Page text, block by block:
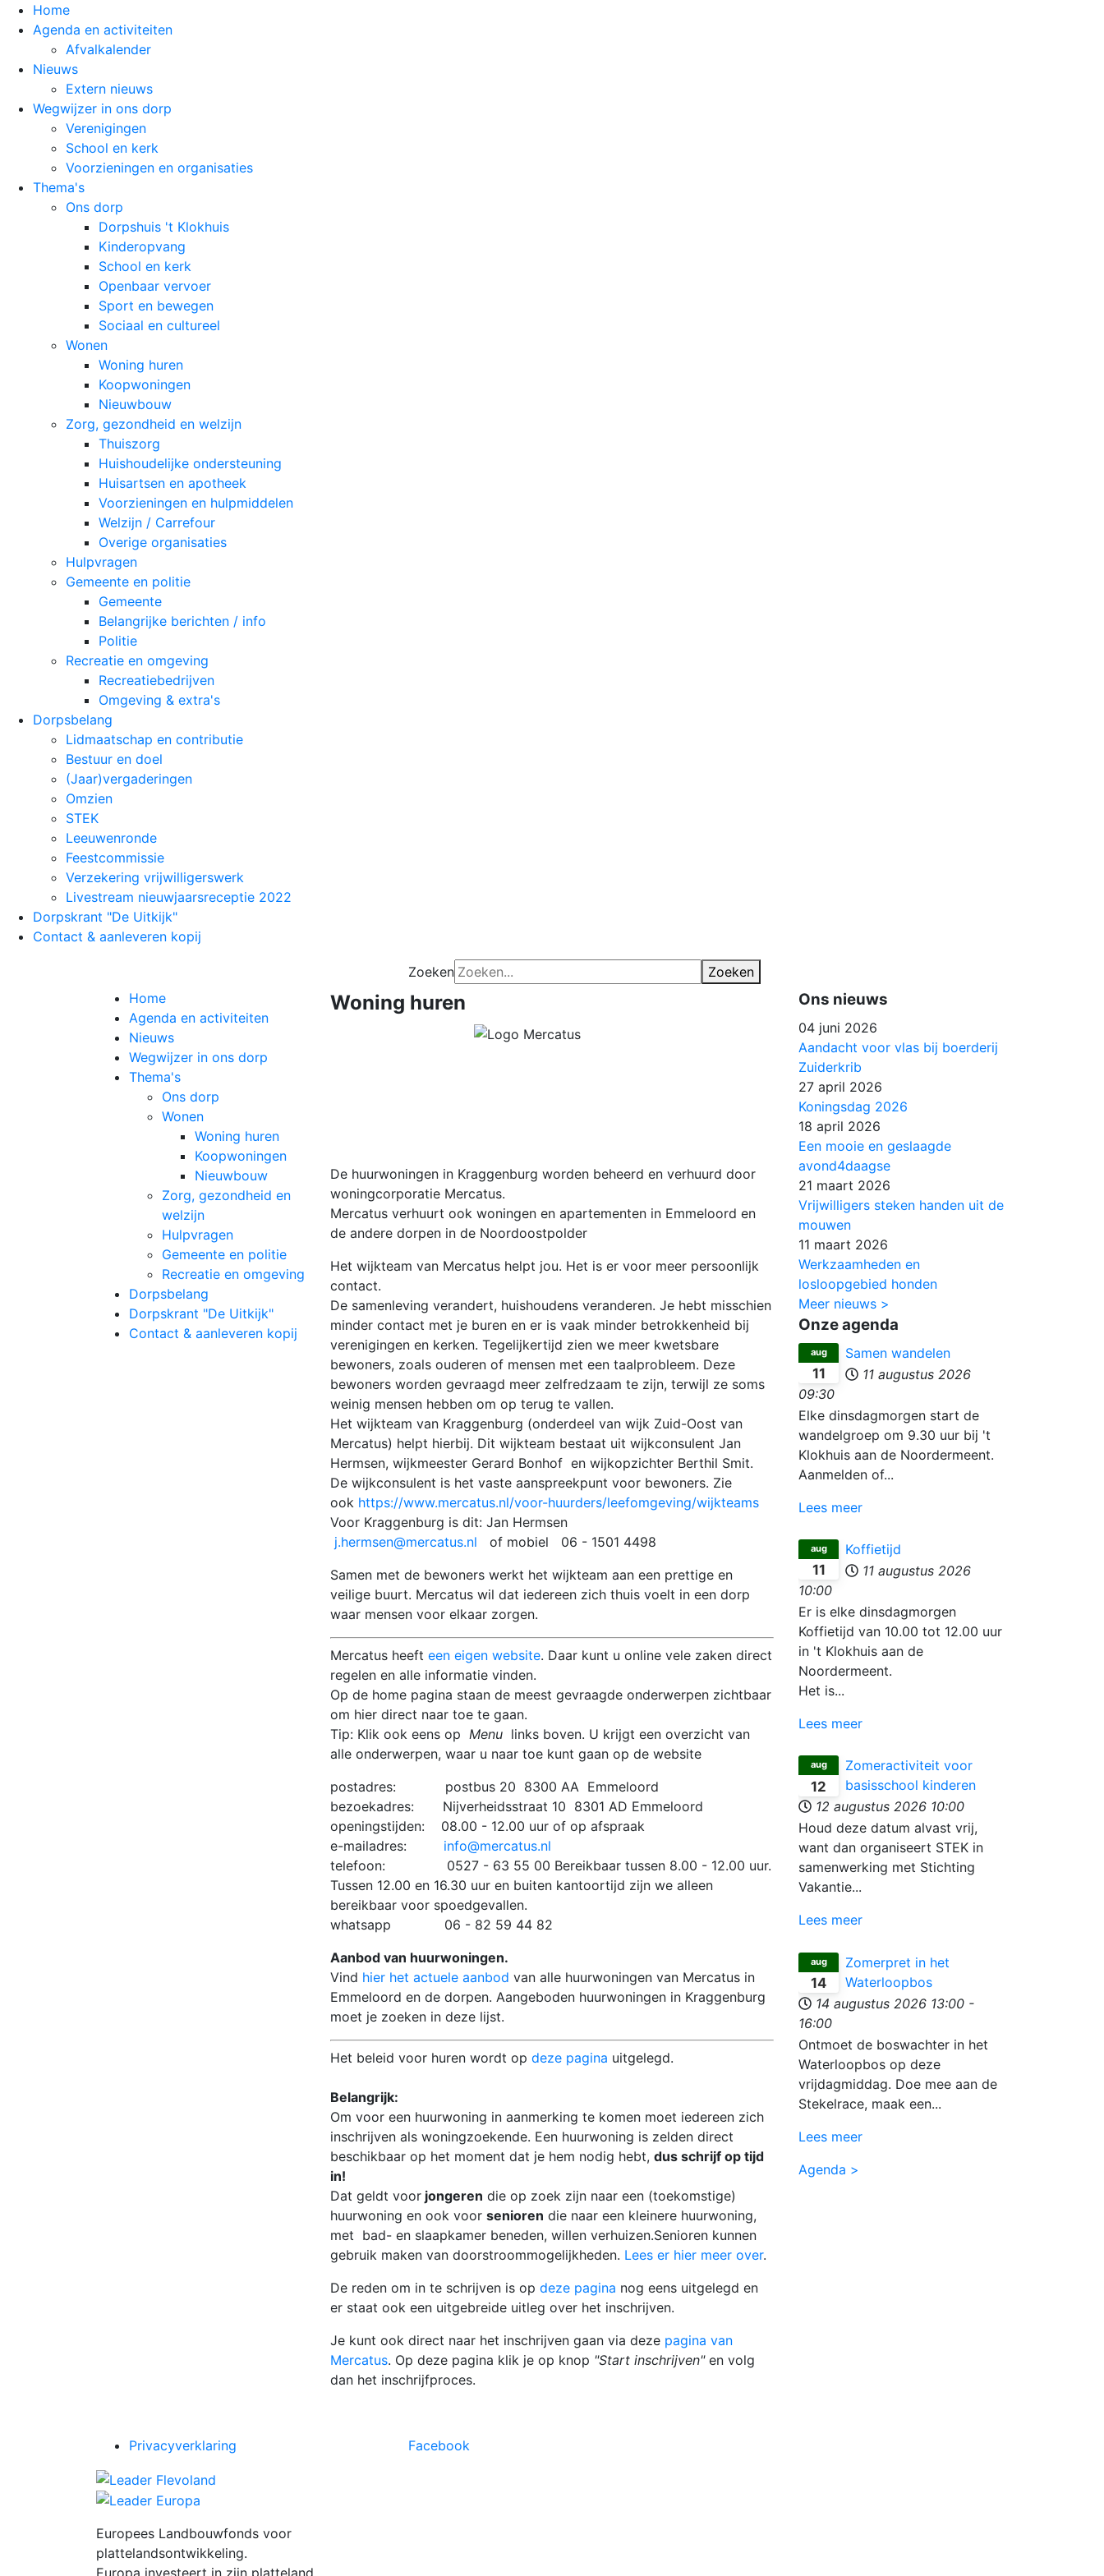
Home
Agenda en activiteiten
Afvalkalender
Nieuws
Extern nieuws
Wegwijzer in ons dorp
Verenigingen
School en kerk
Voorzieningen en organisaties
Thema's
Ons dorp
Dorpshuis 't Klokhuis
Kinderopvang
School en kerk
Openbaar vervoer
Sport en bewegen
Sociaal en cultureel
Wonen
Woning huren
Koopwoningen
Nieuwbouw
Zorg, gezondheid en welzijn
Thuiszorg
Huishoudelijke ondersteuning
Huisartsen en apotheek
Voorzieningen en hulpmiddelen
Welzijn / Carrefour
Overige organisaties
Hulpvragen
Gemeente en politie
Gemeente
Belangrijke berichten / info
Politie
Recreatie en omgeving
Recreatiebedrijven
Omgeving & extra's
Dorpsbelang
Lidmaatschap en contributie
Bestuur en doel
(Jaar)vergaderingen
Omzien
STEK
Leeuwenronde
Feestcommissie
Verzekering vrijwilligerswerk
Livestream nieuwjaarsreceptie 2022
Dorpskrant "De Uitkijk"
Contact & aanleveren kopij
Zoeken
Zoeken
Home
Agenda en activiteiten
Nieuws
Wegwijzer in ons dorp
Thema's
Ons dorp
Wonen
Woning huren
Koopwoningen
Nieuwbouw
Zorg, gezondheid en
welzijn
Hulpvragen
Gemeente en politie
Recreatie en omgeving
Dorpsbelang
Dorpskrant "De Uitkijk"
Contact & aanleveren kopij
Woning huren
De huurwoningen in Kraggenburg worden beheerd en verhuurd door
woningcorporatie Mercatus.
Mercatus verhuurt ook woningen en apartementen in Emmeloord en
de andere dorpen in de Noordoostpolder
Het wijkteam van Mercatus helpt jou. Het is er voor meer persoonlijk
contact.
De samenleving verandert, huishoudens veranderen. Je hebt misschien
minder contact met je buren en er is vaak minder betrokkenheid bij
verenigingen en kerken. Tegelijkertijd zien we meer kwetsbare
bewoners, zoals ouderen of mensen met een taalprobleem. Deze
bewoners worden gevraagd meer zelfredzaam te zijn, terwijl ze soms
weinig mensen hebben om op terug te vallen.
Het wijkteam van Kraggenburg (onderdeel van wijk Zuid-Oost van
Mercatus) helpt hierbij. Dit wijkteam bestaat uit wijkconsulent Jan
Hermsen, wijkmeester Gerard Bonhof en wijkopzichter Berthil Smit.
De wijkconsulent is het vaste aanspreekpunt voor bewoners. Zie
ook https://www.mercatus.nl/voor-huurders/leefomgeving/wijkteams
Voor Kraggenburg is dit: Jan Hermsen
j.hermsen@mercatus.nl of mobiel 06 - 1501 4498
Samen met de bewoners werkt het wijkteam aan een prettige en
veilige buurt. Mercatus wil dat iedereen zich thuis voelt in een dorp
waar mensen voor elkaar zorgen.
Mercatus heeft een eigen website. Daar kunt u online vele zaken direct
regelen en alle informatie vinden.
Op de home pagina staan de meest gevraagde onderwerpen zichtbaar
om hier direct naar toe te gaan.
Tip: Klik ook eens op Menu links boven. U krijgt een overzicht van
alle onderwerpen, waar u naar toe kunt gaan op de website
postadres: postbus 20 8300 AA Emmeloord
bezoekadres: Nijverheidsstraat 10 8301 AD Emmeloord
openingstijden: 08.00 - 12.00 uur of op afspraak
e-mailadres: info@mercatus.nl
telefoon: 0527 - 63 55 00 Bereikbaar tussen 8.00 - 12.00 uur.
Tussen 12.00 en 16.30 uur en buiten kantoortijd zijn we alleen
bereikbaar voor spoedgevallen.
whatsapp 06 - 82 59 44 82
Aanbod van huurwoningen.
Vind hier het actuele aanbod van alle huurwoningen van Mercatus in
Emmeloord en de dorpen. Aangeboden huurwoningen in Kraggenburg
moet je zoeken in deze lijst.
Het beleid voor huren wordt op deze pagina uitgelegd.
Belangrijk:
Om voor een huurwoning in aanmerking te komen moet iedereen zich
inschrijven als woningzoekende. Een huurwoning is zelden direct
beschikbaar op het moment dat je hem nodig hebt, dus schrijf op tijd
in!
Dat geldt voor jongeren die op zoek zijn naar een (toekomstige)
huurwoning en ook voor senioren die naar een kleinere huurwoning,
met bad- en slaapkamer beneden, willen verhuizen.Senioren kunnen
gebruik maken van doorstroommogelijkheden. Lees er hier meer over.
De reden om in te schrijven is op deze pagina nog eens uitgelegd en
er staat ook een uitgebreide uitleg over het inschrijven.
Je kunt ook direct naar het inschrijven gaan via deze pagina van
Mercatus. Op deze pagina klik je op knop "Start inschrijven"en volg
dan het inschrijfproces.
Ons nieuws
04 juni 2026
Aandacht voor vlas bij boerderij
Zuiderkrib
27 april 2026
Koningsdag 2026
18 april 2026
Een mooie en geslaagde
avond4daagse
21 maart 2026
Vrijwilligers steken handen uit de
mouwen
11 maart 2026
Werkzaamheden en
losloopgebied honden
Meer nieuws >
Onze agenda
11
aug
Samen wandelen
11 augustus 2026
09:30
Elke dinsdagmorgen start de
wandelgroep om 9.30 uur bij 't
Klokhuis aan de Noordermeent.
Aanmelden of...
Lees meer
11
aug
Koffietijd
11 augustus 2026
10:00
Er is elke dinsdagmorgen
Koffietijd van 10.00 tot 12.00 uur
in 't Klokhuis aan de
Noordermeent.
Het is...
Lees meer
12
aug
Zomeractiviteit voor
basisschool kinderen
12 augustus 2026 10:00
Houd deze datum alvast vrij,
want dan organiseert STEK in
samenwerking met Stichting
Vakantie...
Lees meer
14
aug
Zomerpret in het
Waterloopbos
14 augustus 2026 13:00 -
16:00
Ontmoet de boswachter in het
Waterloopbos op deze
vrijdagmiddag. Doe mee aan de
Stekelrace, maak een...
Lees meer
Agenda >
Privacyverklaring
Europees Landbouwfonds voor
plattelandsontwikkeling.
Facebook